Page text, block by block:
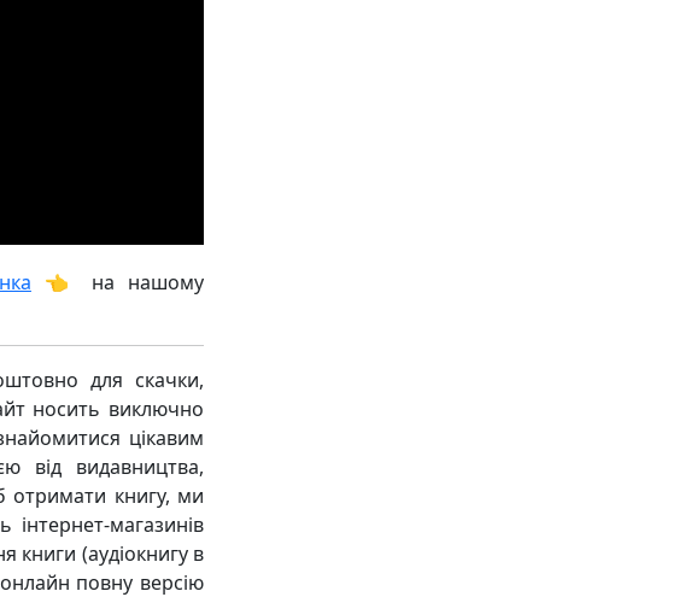
👈 на нашому
для скачки,
носить виключно
цікавим
від видавництва,
отримати книгу, ми
магазинів
книги (аудіокнигу в
повну версію